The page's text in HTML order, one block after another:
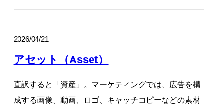
2026/04/21
アセット（Asset）
直訳すると「資産」。マーケティングでは、広告を構
成する画像、動画、ロゴ、キャッチコピーなどの素材